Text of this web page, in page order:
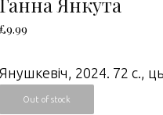
£9.99
Янушкевіч, 2024. 72 с.,
Out of stock